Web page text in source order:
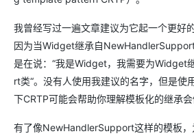
我曾经写过一遍文章建议为它起一个更好
因为当Widget继承自
是在说：“我是Widget，我需要为Widget
rt类“。没有人使用我建议的名字，但是使
下CRTP可能会帮助你理解模板化的继承会
有了像NewHandlerSupport这样的模板